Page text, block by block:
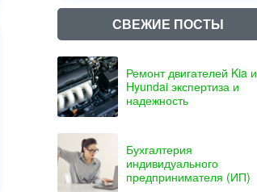
СВЕЖИЕ ПОСТЫ
Ремонт двигателей Kia и
Hyundai экспертиза и
надежность
Бухгалтерия
индивидуального
предпринимателя (ИП)